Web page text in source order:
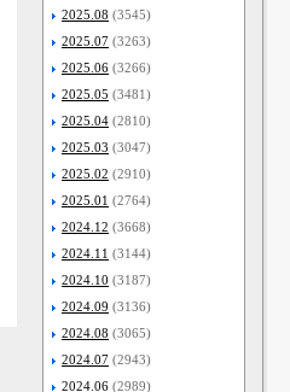
2025.08 (3545)
2025.07 (3263)
2025.06 (3266)
2025.05 (3481)
2025.04 (2810)
2025.03 (3047)
2025.02 (2910)
2025.01 (2764)
2024.12 (3668)
2024.11 (3144)
2024.10 (3187)
2024.09 (3136)
2024.08 (3065)
2024.07 (2943)
2024.06 (2989)